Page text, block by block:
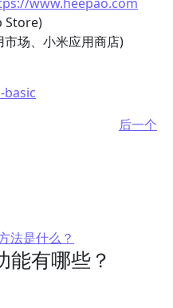
Store)
场、小米应用商店)
后一个
法是什么？
能有哪些？